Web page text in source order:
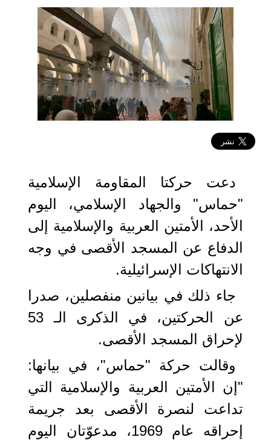
دعت حركتا المقاومة الإسلامية
"حماس" والجهاد الإسلامي، اليوم
الأحد، الأمتين العربية والإسلامية إلى
الدفاع عن المسجد الأقصى في وجه
الانتهاكات الإسرائيلية.
جاء ذلك في بيانين منفصلين، صدرا
عن الحركتين، في الذكرى الـ 53
لإحراق المسجد الأقصى.
وقالت حركة "حماس"، في بيانها:
"إن الأمتين العربية والإسلامية التي
تداعت لنصرة الأقصى بعد جريمة
إحراقه عام 1969، مدعوّتان اليوم